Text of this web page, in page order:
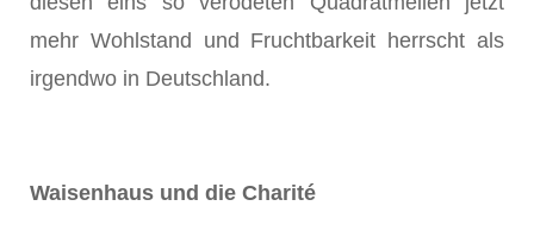
mehr Wohlstand und Fruchtbarkeit herrscht als
irgendwo in Deutschland.
Waisenhaus und die Charité